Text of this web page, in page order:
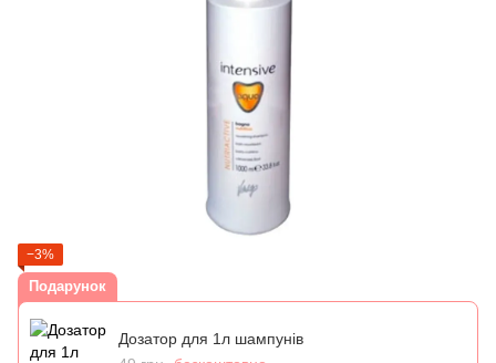
−3%
Подарунок
Дозатор для 1л шампунів